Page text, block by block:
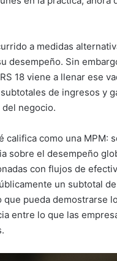
a medidas
desempeño. Sin
18 viene a llenar ese
de ingresos y
negocio.
califica como una MPM:
sobre el desempeño
con flujos de
un subtotal
pueda demostrarse
entre lo que las